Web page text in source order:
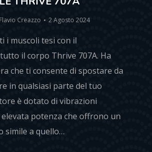
Flavio Creazzo 2 Agosto 2024
i muscoli tesi con il
il corpo Thrive 707A. Ha
che ti consente di spostare da
in qualsiasi parte del tuo
è dotato di vibrazioni
potenza che offrono un
simile a quello…